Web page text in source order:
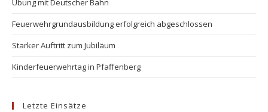
Übung mit Deutscher Bahn
Feuerwehrgrundausbildung erfolgreich abgeschlossen
Starker Auftritt zum Jubiläum
Kinderfeuerwehrtag in Pfaffenberg
Letzte Einsätze